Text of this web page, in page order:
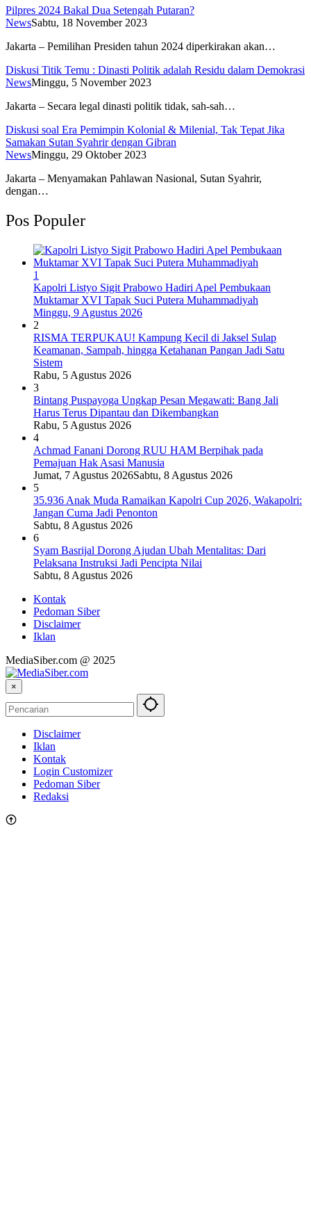
Pilpres 2024 Bakal Dua Setengah Putaran?
NewsSabtu, 18 November 2023
Jakarta – Pemilihan Presiden tahun 2024 diperkirakan akan…
Diskusi Titik Temu : Dinasti Politik adalah Residu dalam Demokrasi
NewsMinggu, 5 November 2023
Jakarta – Secara legal dinasti politik tidak, sah-sah…
Diskusi soal Era Pemimpin Kolonial & Milenial, Tak Tepat Jika
Samakan Sutan Syahrir dengan Gibran
NewsMinggu, 29 Oktober 2023
Jakarta – Menyamakan Pahlawan Nasional, Sutan Syahrir,
dengan…
Pos Populer
1
Kapolri Listyo Sigit Prabowo Hadiri Apel Pembukaan
Muktamar XVI Tapak Suci Putera Muhammadiyah
Minggu, 9 Agustus 2026
2
RISMA TERPUKAU! Kampung Kecil di Jaksel Sulap
Keamanan, Sampah, hingga Ketahanan Pangan Jadi Satu
Sistem
Rabu, 5 Agustus 2026
3
Bintang Puspayoga Ungkap Pesan Megawati: Bang Jali
Harus Terus Dipantau dan Dikembangkan
Rabu, 5 Agustus 2026
4
Achmad Fanani Dorong RUU HAM Berpihak pada
Pemajuan Hak Asasi Manusia
Jumat, 7 Agustus 2026Sabtu, 8 Agustus 2026
5
35.936 Anak Muda Ramaikan Kapolri Cup 2026, Wakapolri:
Jangan Cuma Jadi Penonton
Sabtu, 8 Agustus 2026
6
Syam Basrijal Dorong Ajudan Ubah Mentalitas: Dari
Pelaksana Instruksi Jadi Pencipta Nilai
Sabtu, 8 Agustus 2026
Kontak
Pedoman Siber
Disclaimer
Iklan
MediaSiber.com @ 2025
×
Disclaimer
Iklan
Kontak
Login Customizer
Pedoman Siber
Redaksi